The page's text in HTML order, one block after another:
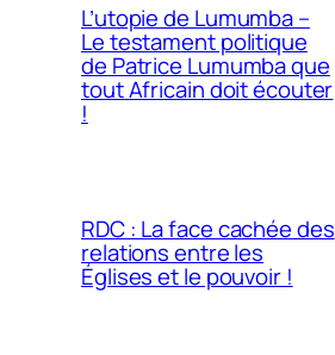
L’utopie de Lumumba –
Le testament politique
de Patrice Lumumba que
tout Africain doit écouter
!
RDC : La face cachée des
relations entre les
Églises et le pouvoir !